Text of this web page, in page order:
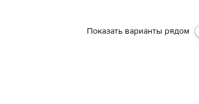
Показать варианты рядом